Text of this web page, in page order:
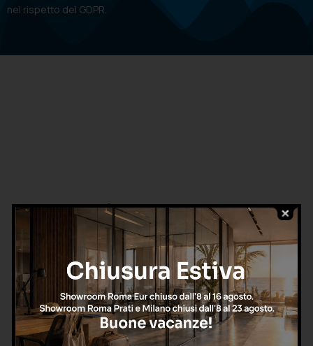
nel rispetto del GDPR.
CHIAMA ORA
oppure
Richiedi una consulenza
gratuita